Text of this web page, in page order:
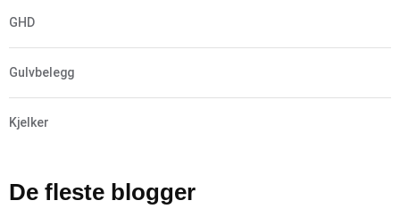
GHD
Gulvbelegg
Kjelker
De fleste blogger